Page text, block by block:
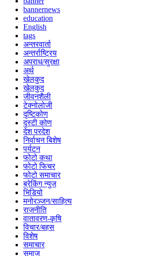
bannernews
education
English
tags
अन्तरवार्ता
अन्तर्राष्ट्रिय
अपराध/सुरक्षा
अर्थ
खेलकुद
खेलकुद
जीवनशैली
टेक्नोलोजी
दृष्टिकोण
दृस्टी कोण
देश परदेश
निर्वाचन बिशेष
पर्यटन
फोटो कथा
फोटो फिचर
फोटो समाचार
ब्रेकिंग न्युज
भिडियो
मनोरञ्जन/साहित्य
राजनीति
वातावरण-कृषि
विचार/बहस
विशेष
समाचार
समाज